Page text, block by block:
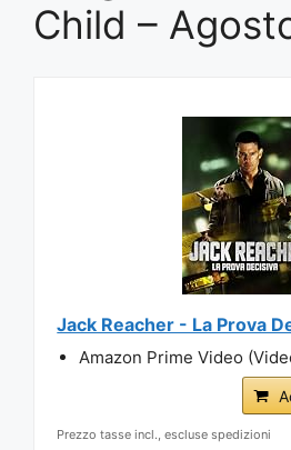
Child –
Jack Reacher - La Prova
Amazon Prime Video
Prezzo tasse incl., escluse spedizioni